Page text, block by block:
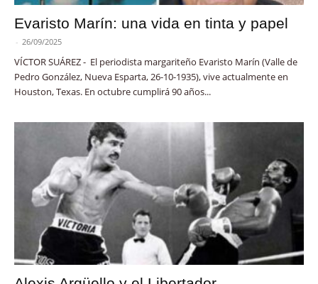
Evaristo Marín: una vida en tinta y papel
- 26/09/2025
VÍCTOR SUÁREZ - El periodista margariteño Evaristo Marín (Valle de
Pedro González, Nueva Esparta, 26-10-1935), vive actualmente en
Houston, Texas. En octubre cumplirá 90 años...